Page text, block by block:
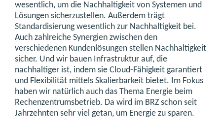
wesentlich, um die Nachhaltigkeit von Systemen und
Lösungen sicherzustellen. Außerdem trägt
Standardisierung wesentlich zur Nachhaltigkeit bei.
Auch zahlreiche Synergien zwischen den
verschiedenen Kundenlösungen stellen Nachhaltigkeit
sicher. Und wir bauen Infrastruktur auf, die
nachhaltiger ist, indem sie Cloud-Fähigkeit garantiert
und Flexibilität mittels Skalierbarkeit bietet. Im Fokus
haben wir natürlich auch das Thema Energie beim
Rechenzentrumsbetrieb. Da wird im BRZ schon seit
Jahrzehnten sehr viel getan, um Energie zu sparen.